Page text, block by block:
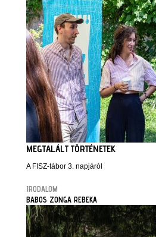
MEGTALÁLT TÖRTÉNETEK
A FISZ-tábor 3. napjáról
IRODALOM
BABOS ZONGA REBEKA